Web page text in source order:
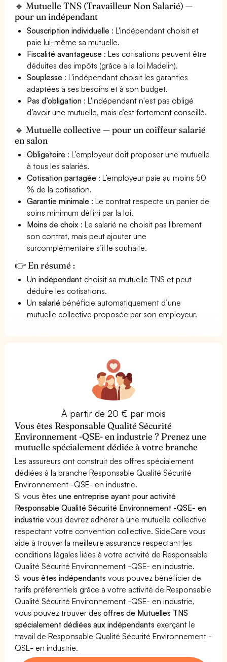
🔹 Mutuelle TNS (Travailleur Non Salarié) —
pour un indépendant
Souscription individuelle : L'indépendant choisit et
paie lui-même sa mutuelle.
Fiscalité avantageuse : Les cotisations peuvent être
déduites des impôts (grâce à la loi Madelin).
Souplesse : L'indépendant choisit les garanties
adaptées à ses besoins et à son budget.
Pas d’obligation : L'indépendant n'est pas obligé
d’avoir une mutuelle, mais c’est fortement conseillé.
🔹 Mutuelle collective — pour un coiffeur salarié
en salon
Obligatoire : L’employeur doit proposer une mutuelle
à tous les salariés.
Cotisation partagée : L’employeur paie au moins 50
% de la cotisation.
Garantie minimale : Le contrat respecte un panier de
soins minimum défini par la loi.
Moins de choix : Le salarié ne choisit pas librement
son contrat, mais peut ajouter une
surcomplémentaire s’il le souhaite.
👉 En résumé :
Unindépendant choisit sa mutuelle TNS et peut
déduire les cotisations.
Unsalarié bénéficie automatiquement d’une
mutuelle collective proposée par son employeur.
À partir de 20 € par mois
Vous êtes Responsable Qualité Sécurité
Environnement -QSE- en industrie ? Prenez une
mutuelle spécialement dédiée à votre branche
Les assureurs ont construit des offres spécialement
dédiées à la branche Responsable Qualité Sécurité
Environnement -QSE- en industrie.
Si vous êtesune entreprise ayant pour activité
Responsable Qualité Sécurité Environnement -QSE- en
industrie vous devrez adhérer à une mutuelle collective
respectant votre convention collective. SideCare vous
aide à trouver la meilleure assurance respectant les
conditions légales liées à votre activité de Responsable
Qualité Sécurité Environnement -QSE- en industrie.
Sivous êtes indépendants vous pouvez bénéficier de
tarifs préférentiels grâce à votre activité de Responsable
Qualité Sécurité Environnement -QSE- en industrie,
vous pouvez trouver desoffres de Mutuelles TNS
spécialement dédiées aux indépendants exerçant le
travail de Responsable Qualité Sécurité Environnement -
QSE- en industrie.